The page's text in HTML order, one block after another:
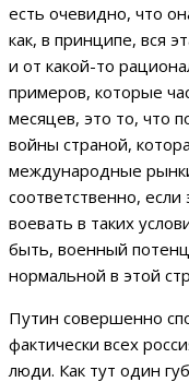
есть очевидно, что
как, в принципе, вся
и от какой-то
примеров, которые
месяцев, это то, что
войны страной,
международные
соответственно, если
воевать в таких
быть, военный
нормальной в этой
Путин совершенно
фактически всех
люди. Как тут один